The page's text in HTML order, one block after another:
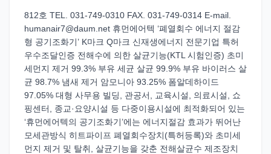
812호 TEL. 031-749-0310 FAX. 031-749-0314 E-mail.
humanair7@daum.net 휴먼에어텍 ‘폐열회수 에너지 절감
형 공기조화기’ K마크 Q마크 신재생에너지 전문기업 특허
우수조달인증 전해수에 의한 살균기능(KTL 시험인증) 초미
세먼지 제거 99.3% 부유 세균 살균 99.9% 부유 바이러스 살
균 98.7% 냄새 제거 암모니아 93.25% 폼알데하이드
97.05% 대형 사무용 빌딩, 관공서, 교육시설, 의료시설, 쇼
핑센터, 종교·요양시설 등 다중이용시설에 최적화되어 있는
‘휴먼에어텍의 공기조화기’에는 에너지절감 효과가 뛰어난
모세관방식 히트파이프 폐열회수장치(특허등록)와 초미세
먼지 제거 및 탈취, 살균기능을 갖춘 전해살균수 제조장치